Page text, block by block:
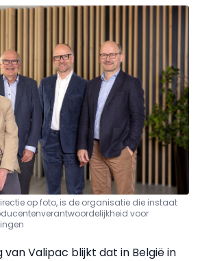
op foto, is de organisatie die instaat
voor
Valipac blijkt dat in België in